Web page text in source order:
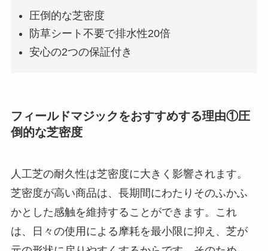
圧倒的な芝密度
防草シート不要で排水性20倍
安心の2つの保証付き
フィールドマジックをおすすめする理由①圧
倒的な芝密度
人工芝の耐久性は芝密度に大きく影響されます。
芝密度が高い商品は、長期間にわたりそのふかふ
かとした感触を維持することができます。これ
は、日々の使用による摩耗を最小限に抑え、芝が